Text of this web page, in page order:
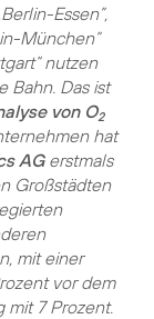
Essen”,
München”
nutzen
Bahn. Das ist
von O2
hat
AGerstmals
Großstädten
mit einer
vor dem
7 Prozent.